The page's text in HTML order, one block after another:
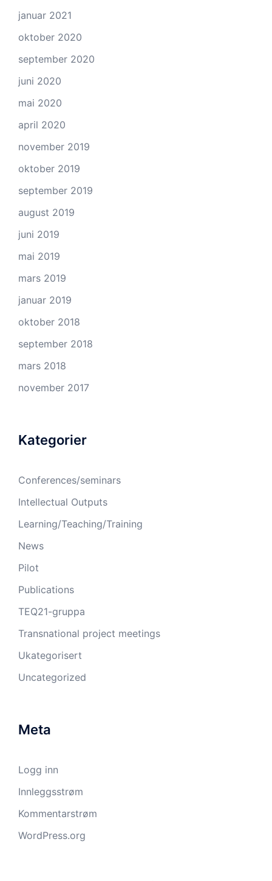
januar 2021
oktober 2020
september 2020
juni 2020
mai 2020
april 2020
november 2019
oktober 2019
september 2019
august 2019
juni 2019
mai 2019
mars 2019
januar 2019
oktober 2018
september 2018
mars 2018
november 2017
Kategorier
Conferences/seminars
Intellectual Outputs
Learning/Teaching/Training
News
Pilot
Publications
TEQ21-gruppa
Transnational project meetings
Ukategorisert
Uncategorized
Meta
Logg inn
Innleggsstrøm
Kommentarstrøm
WordPress.org